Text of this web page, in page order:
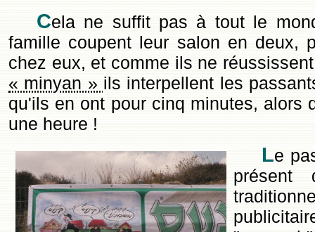
Cela ne suffit pas à tout le
famille coupent leur salon en deux,
chez eux, et comme ils ne
« minyan » ils interpellent les
qu'ils en ont pour cinq minutes, alors
une heure !
Le
présent